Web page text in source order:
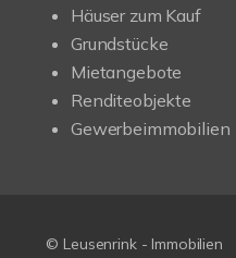
Häuser zum Kauf
Grundstücke
Mietangebote
Renditeobjekte
Gewerbeimmobilien
© Leusenrink - Immobilien